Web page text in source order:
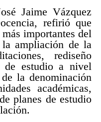
Jaime Vázquez
refirió que
importantes del
ampliación de la
rediseño
de estudio a nivel
la denominación
académicas,
planes de estudio